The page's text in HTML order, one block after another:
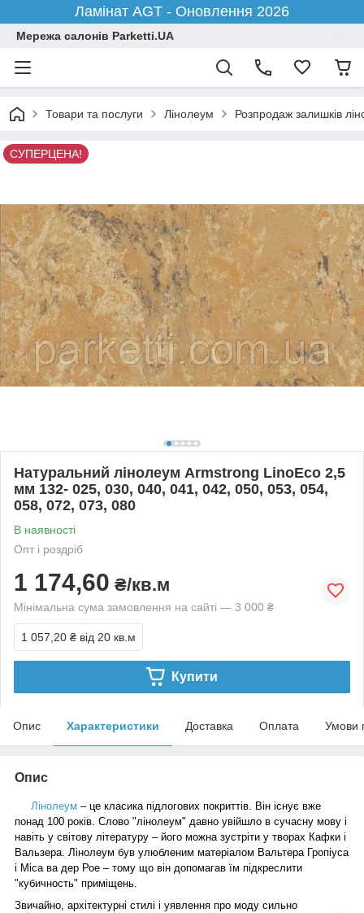
Ламінат AGT - Оновлення 2026
Мережа салонів Parketti.UA
Товари та послуги Лінолеум Розпродаж залишків
СУПЕРЦЕНА!
Натуральний лінолеум Armstrong LinoEco 2,5
мм 132- 025, 030, 040, 041, 042, 050, 053, 054,
058, 072, 073, 080
В наявності
Опт і роздріб
1 174,60 ₴/кв.м
Мінімальна сума замовлення на сайті — 3 000 ₴
1 057,20 ₴ від 20 кв.м
Купити
Опис Характеристики Доставка Оплата Умови
Опис
Лінолеум – це класика підлогових покриттів. Він існує вже
понад 100 років. Слово "лінолеум" давно увійшло в сучасну мову і
навіть у світову літературу – його можна зустріти у творах Кафки і
Вальзера. Лінолеум був улюбленим матеріалом Вальтера Гропіуса
і Міса ва дер Рое – тому що він допомагав їм підкреслити
"кубичность" приміщень.
Звичайно, архітектурні стилі і уявлення про моду сильно